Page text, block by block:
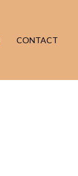
CONTACT